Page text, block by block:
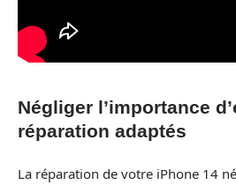
Négliger l’importance
réparation adaptés
La réparation de votre iPhone 14